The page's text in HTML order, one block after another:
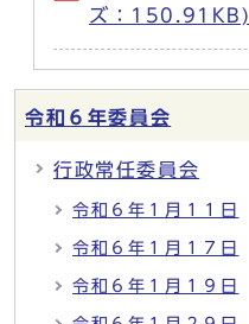
ズ：150.91KB)
令和６年委員会
行政常任委員会
令和６年１月１１日
令和６年１月１７日
令和６年１月１９日